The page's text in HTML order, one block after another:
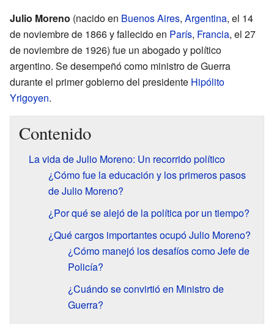
Julio Moreno (nacido en Buenos Aires, Argentina, el 14
de noviembre de 1866 y fallecido en París, Francia, el 27
de noviembre de 1926) fue un abogado y político
argentino. Se desempeñó como ministro de Guerra
durante el primer gobierno del presidente Hipólito
Yrigoyen.
Contenido
La vida de Julio Moreno: Un recorrido político
¿Cómo fue la educación y los primeros pasos
de Julio Moreno?
¿Por qué se alejó de la política por un tiempo?
¿Qué cargos importantes ocupó Julio Moreno?
¿Cómo manejó los desafíos como Jefe de
Policía?
¿Cuándo se convirtió en Ministro de
Guerra?